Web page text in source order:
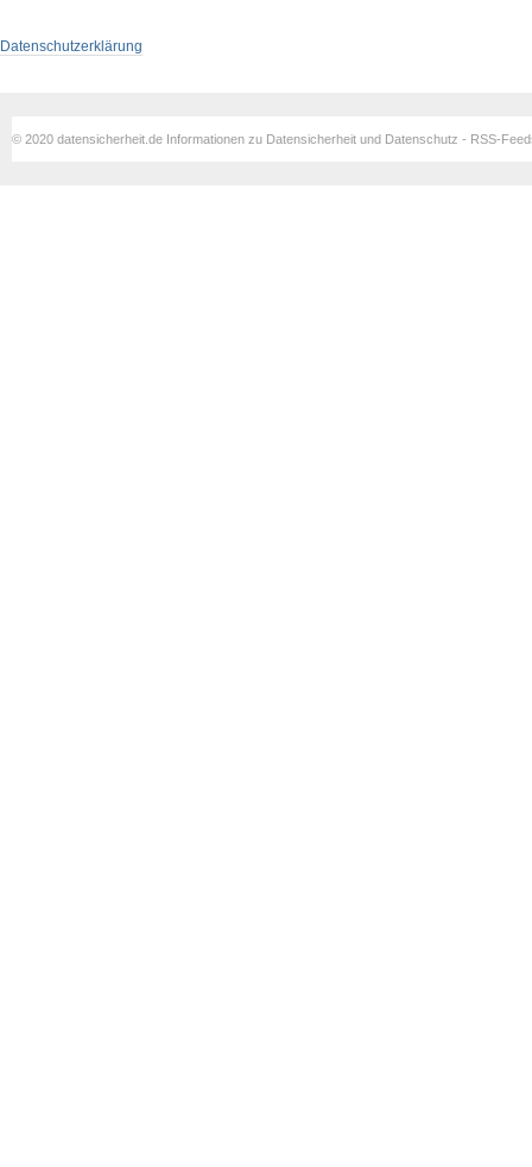
Datenschutzerklärung
© 2020 datensicherheit.de Informationen zu Datensicherheit und Datenschutz - RSS-